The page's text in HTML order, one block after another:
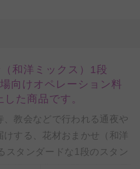
和洋ミックス）1段
向けオペレーション料
た商品です。
教会などで行われる通夜や
する、花材おまかせ（和洋
スタンダードな1段のスタン